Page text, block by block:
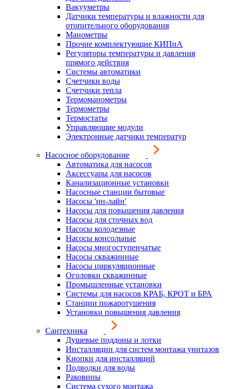
Вакууметры
Датчики температуры и влажности для
отопительного оборудования
Манометры
Прочие комплектующие КИПиА
Регуляторы температуры и давления
прямого действия
Системы автоматики
Счетчики воды
Счетчики тепла
Термоманометры
Термометры
Термостаты
Управляющие модули
Электронные датчики температур
Насосное оборудование
Автоматика для насосов
Аксессуары для насосов
Канализационные установки
Насосные станции бытовые
Насосы 'ин-лайн'
Насосы для повышения давления
Насосы для сточных вод
Насосы колодезные
Насосы консольные
Насосы многоступенчатые
Насосы скважинные
Насосы циркуляционные
Оголовки скважинные
Промышленные установки
Системы для насосов КРАБ, КРОТ и БРА
Станции пожаротушения
Установки повышения давления
Сантехника
Душевые поддоны и лотки
Инсталляции для систем монтажа унитазов
Кнопки для инсталляций
Подводки для воды
Раковины
Система сухого монтажа